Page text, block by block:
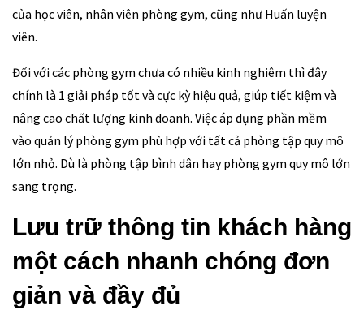
của học viên, nhân viên phòng gym, cũng như Huấn luyện
viên.
Đối với các phòng gym chưa có nhiều kinh nghiêm thì đây
chính là 1 giải pháp tốt và cực kỳ hiệu quả, giúp tiết kiệm và
nâng cao chất lượng kinh doanh. Việc áp dụng phần mềm
vào quản lý phòng gym phù hợp với tất cả phòng tập quy mô
lớn nhỏ. Dù là phòng tập bình dân hay phòng gym quy mô lớn
sang trọng.
Lưu trữ thông tin khách hàng
một cách nhanh chóng đơn
giản và đầy đủ